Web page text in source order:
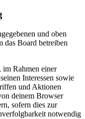
und oben
das Board betreiben
im Rahmen einer
Interessen sowie
und Aktionen
deinem Browser
sofern dies zur
notwendig